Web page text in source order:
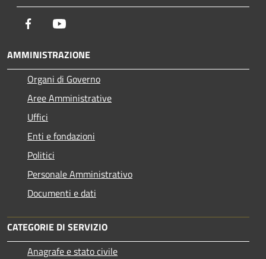
Facebook
AMMINISTRAZIONE
Organi di Governo
Aree Amministrative
Uffici
Enti e fondazioni
Politici
Personale Amministrativo
Documenti e dati
CATEGORIE DI SERVIZIO
Anagrafe e stato civile